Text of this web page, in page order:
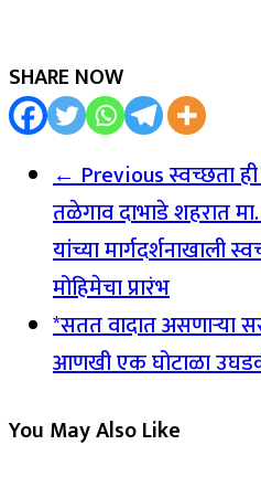
SHARE NOW
← Previousस्वच्छता
तळेगाव दाभाडे शहरात
यांच्या मार्गदर्शनाखाली
मोहिमेचा प्रारंभ
*सतत वादात असणाऱ्या
आणखी एक घोटाळा
You May Also Like